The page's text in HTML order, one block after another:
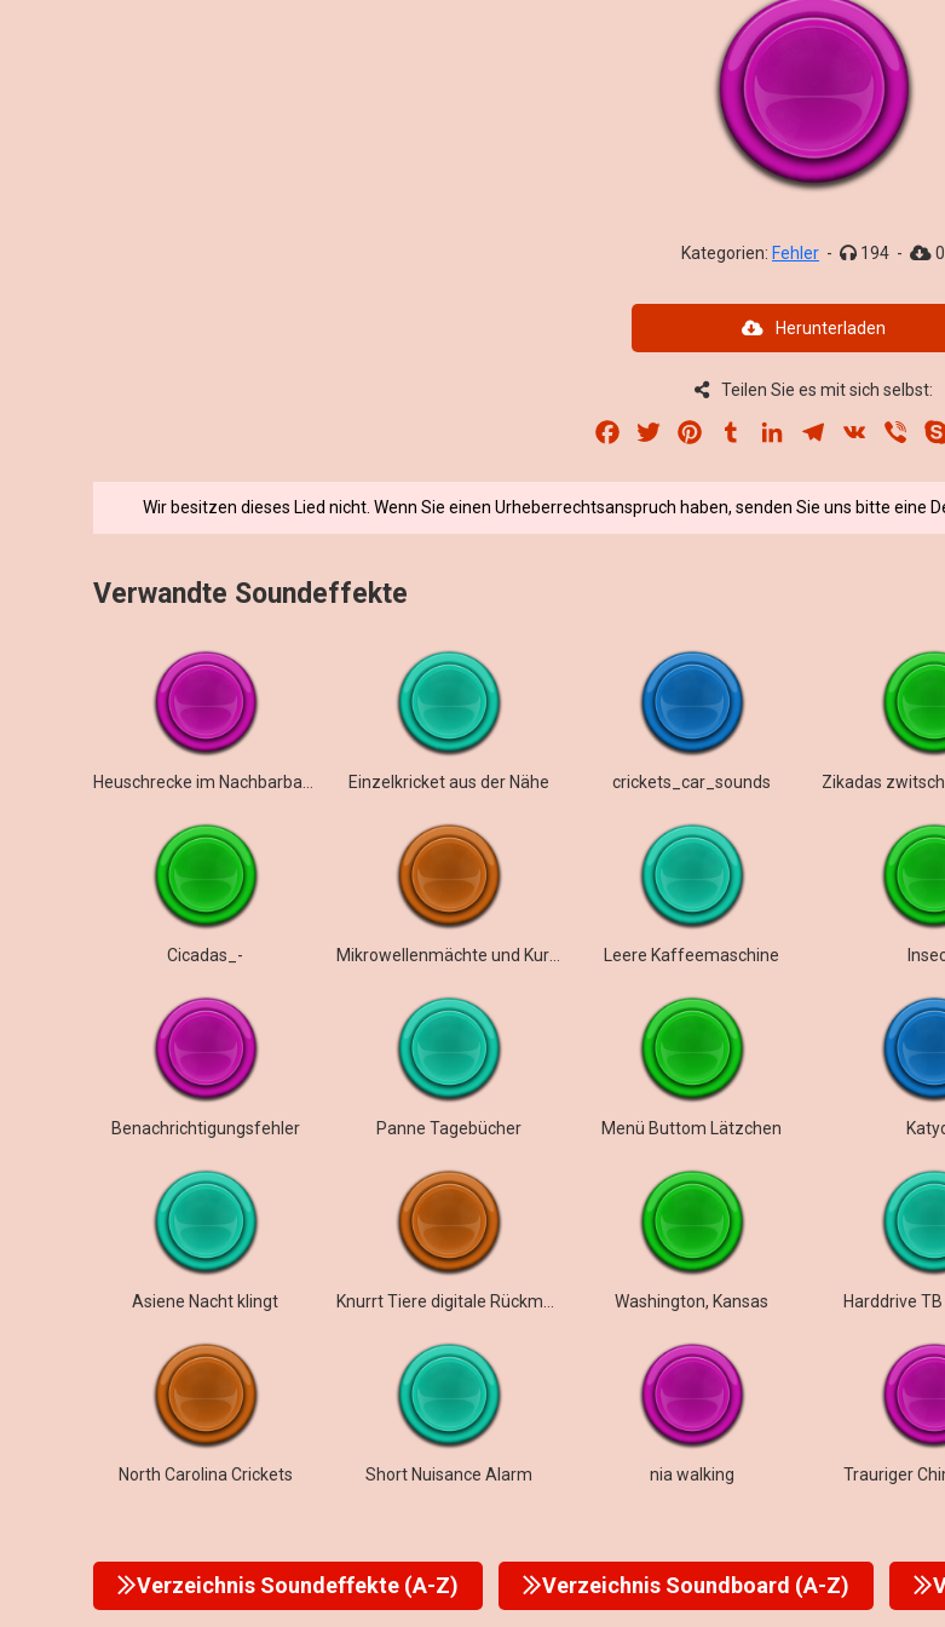
Kategorien: Fehler - 194 - 0
Herunterladen
Teilen Sie es mit sich selbst:
Facebook
Twitter PinterestTumblrLinkedInTelegram
VK
Wir besitzen dieses Lied nicht. Wenn Sie einen Urheberrechtsanspruch haben, senden Sie uns bitte eine
Verwandte Soundeffekte
Einzelkricket aus der Nähe crickets_car_sounds
Cicadas_- Mikrowellenmächte und Kurzschlüsse Leere Kaffeemaschine
Benachrichtigungsfehler Panne Tagebücher Menü Buttom Lätzchen
Asiene Nacht klingt Washington, Kansas Harddrive
North Carolina Crickets Short Nuisance Alarm nia walking Trauriger
Verzeichnis Soundeffekte (A-Z) Verzeichnis Soundboard (A-Z)